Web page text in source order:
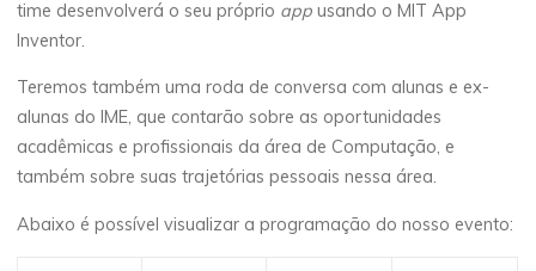
time desenvolverá o seu próprio app usando o MIT App
Inventor.
Teremos também uma roda de conversa com alunas e ex-
alunas do IME, que contarão sobre as oportunidades
acadêmicas e profissionais da área de Computação, e
também sobre suas trajetórias pessoais nessa área.
Abaixo é possível visualizar a programação do nosso evento: